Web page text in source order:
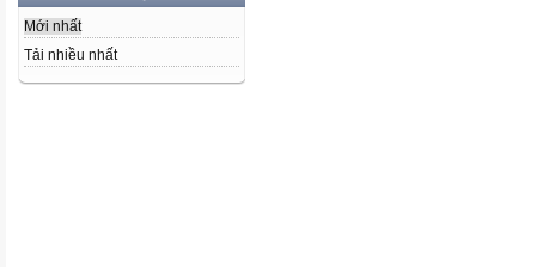
Mới nhất
Tải nhiều nhất